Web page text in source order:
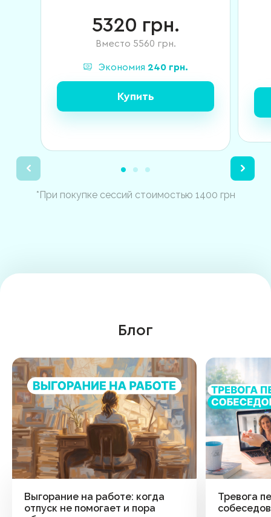
5320 грн.
Вместо 5560 грн.
Экономия 240 грн.
Купить
*При покупке сессий стоимостью 1400 грн
Блог
Выгорание на работе: когда
отпуск не помогает и пора
Тревога